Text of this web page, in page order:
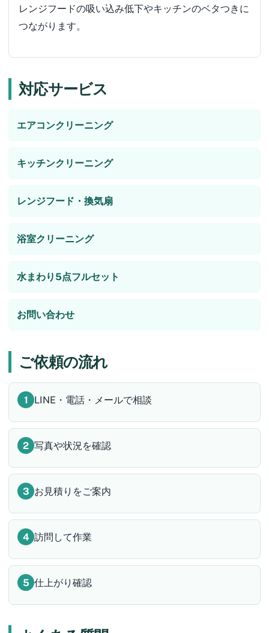
レンジフードの吸い込み低下やキッチンのベタつきに
つながります。
対応サービス
エアコンクリーニング
キッチンクリーニング
レンジフード・換気扇
浴室クリーニング
水まわり5点フルセット
お問い合わせ
ご依頼の流れ
LINE・電話・メールで相談
写真や状況を確認
お見積りをご案内
訪問して作業
仕上がり確認